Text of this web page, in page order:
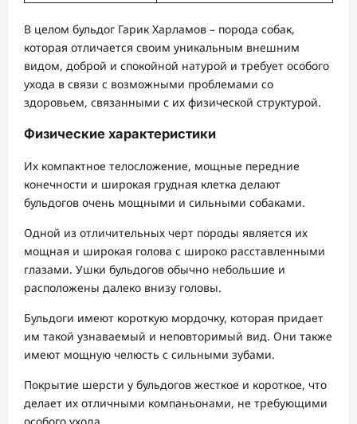
В целом бульдог Гарик Харламов – порода собак,
которая отличается своим уникальным внешним
видом, доброй и спокойной натурой и требует особого
ухода в связи с возможными проблемами со
здоровьем, связанными с их физической структурой.
Физические характеристики
Их компактное телосложение, мощные передние
конечности и широкая грудная клетка делают
бульдогов очень мощными и сильными собаками.
Одной из отличительных черт породы является их
мощная и широкая голова с широко расставленными
глазами. Ушки бульдогов обычно небольшие и
расположены далеко внизу головы.
Бульдоги имеют короткую мордочку, которая придает
им такой узнаваемый и неповторимый вид. Они также
имеют мощную челюсть с сильными зубами.
Покрытие шерсти у бульдогов жесткое и короткое, что
делает их отличными компаньонами, не требующими
особого ухода.